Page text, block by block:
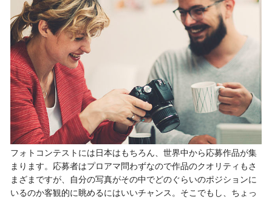
フォトコンテストには日本はもちろん、世界中から応募作品が集
まります。応募者はプロアマ問わずなので作品のクオリティもさ
まざまですが、自分の写真がその中でどのぐらいのポジションに
いるのか客観的に眺めるにはいいチャンス。そこでもし、ちょっ